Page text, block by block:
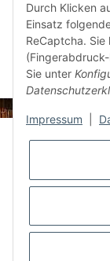
USt.-IdNr.: DE
Durch Klicken
Einsatz
ReCaptcha.
Sie unter
Impressum